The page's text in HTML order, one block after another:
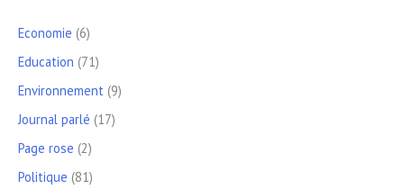
Economie (6)
Education (71)
Environnement (9)
Journal parlé (17)
Page rose (2)
Politique (81)